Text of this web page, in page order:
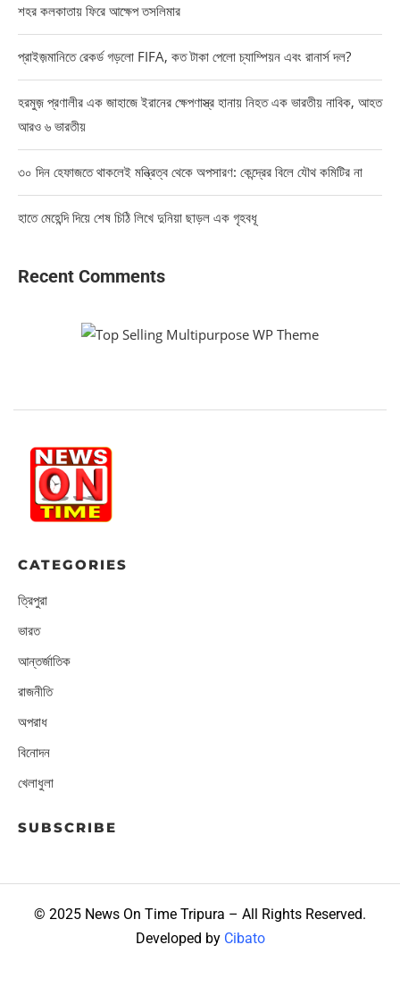
শহর কলকাতায় ফিরে আক্ষেপ তসলিমার
প্রাইজ়মানিতে রেকর্ড গড়লো FIFA, কত টাকা পেলো চ্যাম্পিয়ন এবং রানার্স দল?
হরমুজ় প্রণালীর এক জাহাজে ইরানের ক্ষেপণাস্ত্র হানায় নিহত এক ভারতীয় নাবিক, আহত
আরও ৬ ভারতীয়
৩০ দিন হেফাজতে থাকলেই মন্ত্রিত্ব থেকে অপসারণ: কেন্দ্রের বিলে যৌথ কমিটির না
হাতে মেহেন্দি দিয়ে শেষ চিঠি লিখে দুনিয়া ছাড়ল এক গৃহবধূ
Recent Comments
CATEGORIES
ত্রিপুরা
ভারত
আন্তর্জাতিক
রাজনীতি
অপরাধ
বিনোদন
খেলাধুলা
SUBSCRIBE
© 2025 News On Time Tripura – All Rights Reserved.
Developed by Cibato